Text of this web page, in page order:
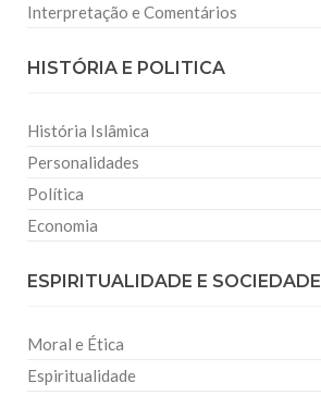
Interpretação e Comentários
HISTÓRIA E POLITICA
História Islâmica
Personalidades
Política
Economia
ESPIRITUALIDADE E SOCIEDADE
Moral e Ética
Espiritualidade